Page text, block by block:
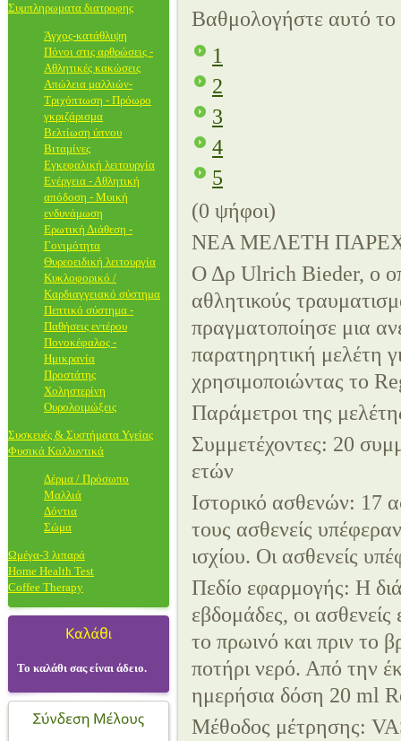
Συμπληρωματα διατροφης
Άγχος-κατάθλιψη
Πόνοι στις αρθρώσεις -
Αθλητικές κακώσεις
Απώλεια μαλλιών-
Τριχόπτωση - Πρόωρο
γκριζάρισμα
Βελτίωση ύπνου
Βιταμίνες
Εγκεφαλική λειτουργία
Ενέργεια - Αθλητική
απόδοση - Μυική
ενδυνάμωση
Ερωτική Διάθεση -
Γονιμότητα
Θυρεοειδική λειτουργία
Κυκλοφορικό /
Καρδιαγγειακό σύστημα
Πεπτικό σύστημα -
Παθήσεις εντέρου
Πονοκέφαλος -
Ημικρανία
Προστάτης
Χοληστερίνη
Ουρολοιμώξεις
Συσκευές & Συστήματα Υγείας
Φυσικά Καλλυντικά
Δέρμα / Πρόσωπο
Μαλλιά
Δόντια
Σώμα
Ωμέγα-3 λιπαρά
Home Health Test
Coffee Therapy
Το καλάθι σας είναι άδειο.
Βαθμολογήστε αυτό
1
2
3
4
5
(0 ψήφοι)
ΝΕΑ ΜΕΛΕΤΗ
Ο Δρ Ulrich Bieder, ο
αθλητικούς
πραγματοποίησε μια
παρατηρητική μελέτη
χρησιμοποιώντας το
Παράμετροι της
Συμμετέχοντες: 20
ετών
Ιστορικό ασθενών: 17
τους ασθενείς
ισχίου. Οι ασθενείς
Πεδίο εφαρμογής: Η
εβδομάδες, οι
το πρωινό και πριν το
ποτήρι νερό. Από την
ημερήσια δόση 20 ml
Μέθοδος μέτρησης: